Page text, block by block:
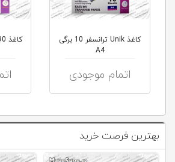
کاغذ Unik ترانسفر 10 برگی
A4
اتمام موجودی
بهترین فرصت خرید